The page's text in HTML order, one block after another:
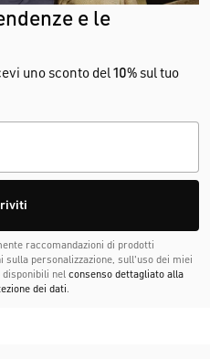
e le
uno sconto del10%sul tuo
raccomandazioni di prodotti
personalizzazione, sull'uso dei miei
nel consenso dettagliato alla
dei dati.